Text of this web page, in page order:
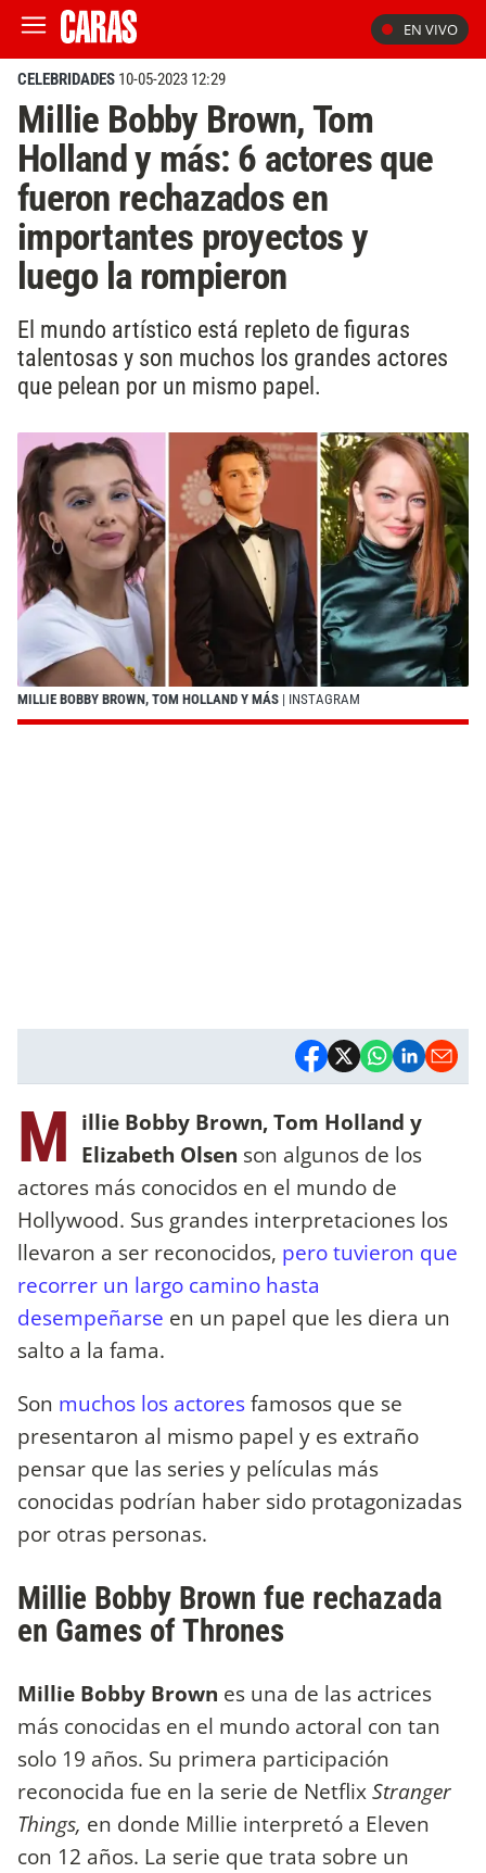
EN VIVO
CELEBRIDADES 10-05-2023 12:29
Millie Bobby Brown, Tom
Holland y más: 6 actores que
fueron rechazados en
importantes proyectos y
luego la rompieron
El mundo artístico está repleto de figuras
talentosas y son muchos los grandes actores
que pelean por un mismo papel.
MILLIE BOBBY BROWN, TOM HOLLAND Y MÁS | INSTAGRAM
M illie Bobby Brown, Tom Holland y
Elizabeth Olsen son algunos de los
actores más conocidos en el mundo de
Hollywood. Sus grandes interpretaciones los
llevaron a ser reconocidos, pero tuvieron que
recorrer un largo camino hasta
desempeñarse en un papel que les diera un
salto a la fama.
Son muchos los actoresfamosos que se
presentaron al mismo papel y es extraño
pensar que las series y películas más
conocidas podrían haber sido protagonizadas
por otras personas.
Millie Bobby Brown fue rechazada
en Games of Thrones
Millie Bobby Brown es una de las actrices
más conocidas en el mundo actoral con tan
solo 19 años. Su primera participación
reconocida fue en la serie de NetflixStranger
Things, en donde Millie interpretó a Eleven
con 12 años. La serie que trata sobre un